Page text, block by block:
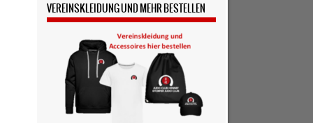
VEREINSKLEIDUNG UND MEHR BESTELLEN